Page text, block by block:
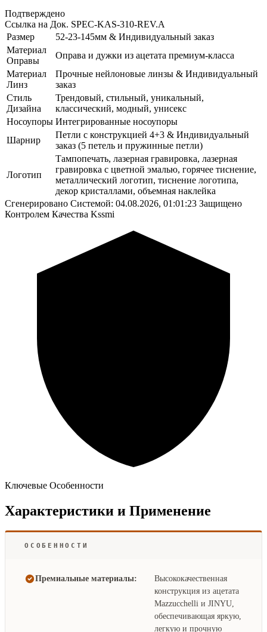
Подтверждено
Ссылка на Док. SPEC-KAS-310-REV.A
Размер
52-23-145мм & Индивидуальный заказ
Материал
Оправы
Оправа и дужки из ацетата премиум-класса
Материал
Линз
Прочные нейлоновые линзы & Индивидуальный
заказ
Стиль
Дизайна
Трендовый, стильный, уникальный,
классический, модный, унисекс
Носоупоры Интегрированные носоупоры
Шарнир
Петли с конструкцией 4+3 & Индивидуальный
заказ (5 петель и пружинные петли)
Логотип
Тампопечать, лазерная гравировка, лазерная
гравировка с цветной эмалью, горячее тиснение,
металлический логотип, тиснение логотипа,
декор кристаллами, объемная наклейка
Сгенерировано Системой: 04.08.2026, 01:01:23 Защищено
Контролем Качества Kssmi
Ключевые Особенности
Характеристики и Применение
ОСОБЕННОСТИ
Премиальные материалы:
Высококачественная
конструкция из ацетата
Mazzucchelli и JINYU,
обеспечивающая яркую,
легкую и прочную